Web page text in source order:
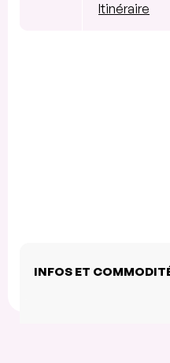
Itinéraire
INFOS ET